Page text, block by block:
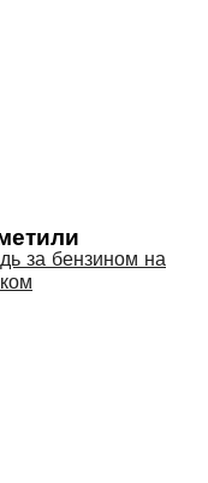
за бензином на